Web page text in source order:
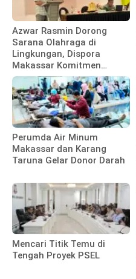
Azwar Rasmin Dorong
Sarana Olahraga di
Lingkungan, Dispora
Makassar Komitmen
Bangun Fasilitas
Perumda Air Minum
Makassar dan Karang
Taruna Gelar Donor Darah
Mencari Titik Temu di
Tengah Proyek PSEL